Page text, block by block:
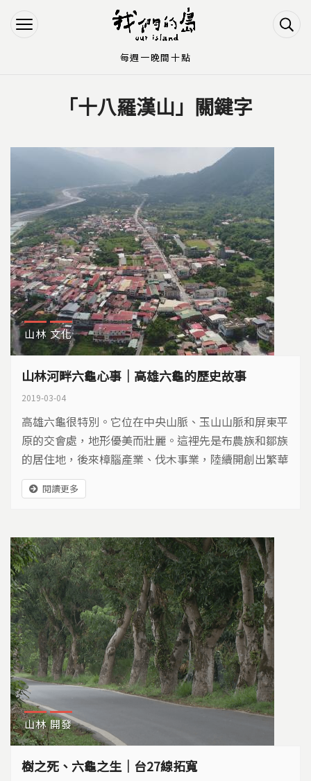
Jump to Navigation
Jump to Main content
「十八羅漢山」關鍵字
山林 文化
山林河畔六龜心事｜高雄六龜的歷史故事
2019-03-04
高雄六龜很特別。它位在中央山脈、玉山山脈和屏東平
原的交會處，地形優美而壯麗。這裡先是布農族和鄒族
的居住地，後來樟腦產業、伐木事業，陸續開創出繁華
榮景。六龜的族群自成一格，閩南人聽得懂原住民話，
客家人大多講台語，1960到1970年代，又有外省老兵
09年又遇上八八風災，現在的六龜，還好嗎？
閱讀更多
山林 開發
樹之死、六龜之生｜台27線拓寬
每週一晚間十點